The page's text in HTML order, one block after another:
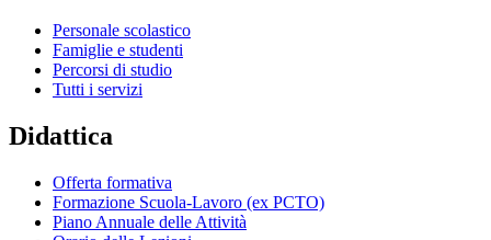
Personale scolastico
Famiglie e studenti
Percorsi di studio
Tutti i servizi
Didattica
Offerta formativa
Formazione Scuola-Lavoro (ex PCTO)
Piano Annuale delle Attività